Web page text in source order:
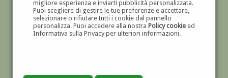
migliore esperienza e inviarti pubblicità personalizzata.
Puoi scegliere di gestire le tue preferenze e accettare,
selezionare o rifiutare tutti i cookie dal pannello
personalizza. Puoi accedere alla nostra Policy cookieed
Informativa sulla Privacy per ulteriori informazioni.